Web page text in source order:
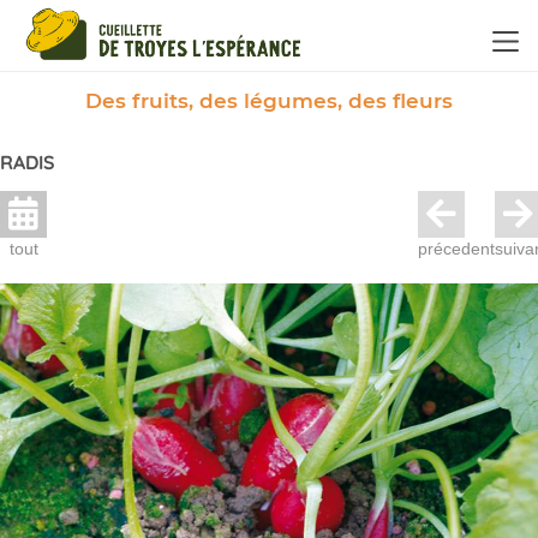
Des fruits, des légumes, des fleurs
RADIS
tout précedent
Panneau de gestion des cookies